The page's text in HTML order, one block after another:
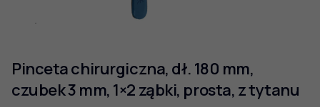
Pinceta chirurgiczna, dł. 180 mm,
czubek 3 mm, 1×2 ząbki, prosta, z tytanu